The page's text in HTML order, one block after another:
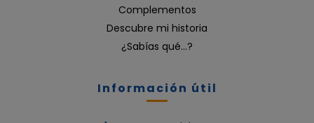
Complementos
Descubre mi historia
¿Sabías qué…?
Información útil